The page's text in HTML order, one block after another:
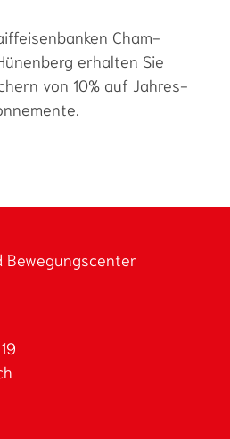
Cham-
erhalten Sie
von 10% auf Jahres-
Bewegungscenter